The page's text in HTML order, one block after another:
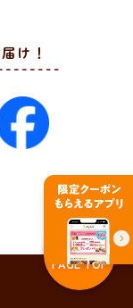
け！
PAGE TOP